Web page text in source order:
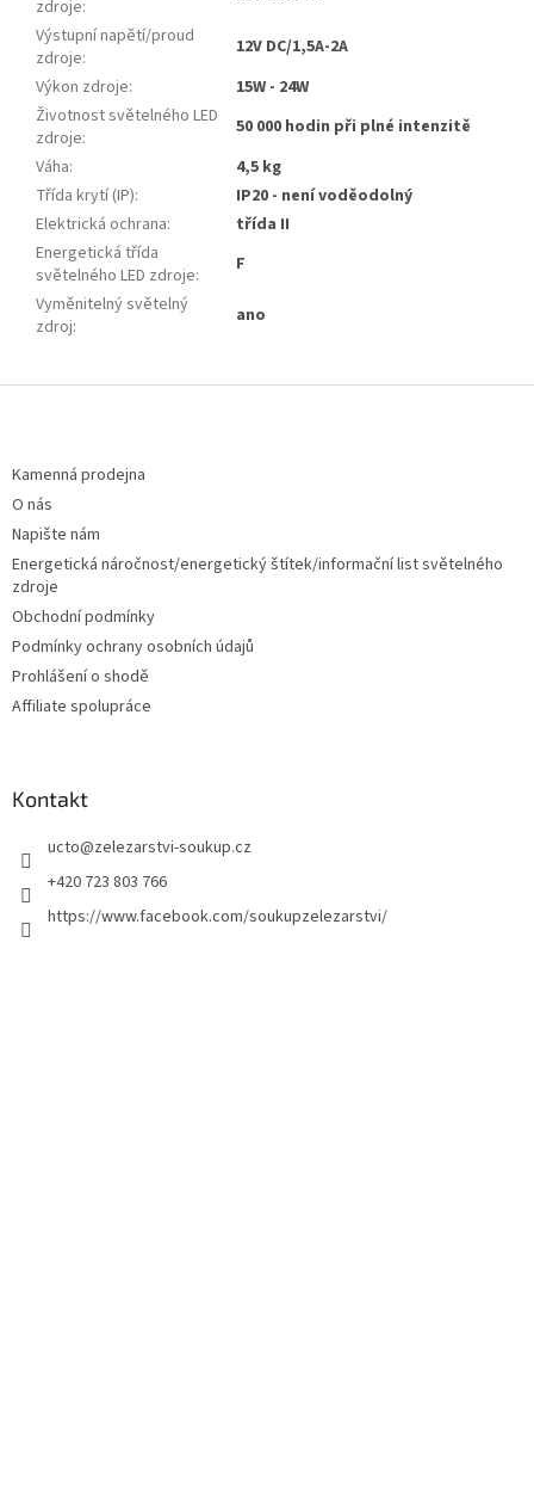
zdroje:
Výstupní napětí/proud
zdroje:
12V DC/1,5A-2A
Výkon zdroje:
15W - 24W
Životnost světelného LED
zdroje:
50 000 hodin při plné intenzitě
Váha:
4,5 kg
Třída krytí (IP):
IP20 - není voděodolný
Elektrická ochrana:
třída II
Energetická třída
světelného LED zdroje:
F
Vyměnitelný světelný
zdroj: ano
Kamenná prodejna
O nás
Napište nám
Energetická náročnost/energetický štítek/informační list světelného
zdroje
Obchodní podmínky
Podmínky ochrany osobních údajů
Prohlášení o shodě
Affiliate spolupráce
Kontakt
ucto@zelezarstvi-soukup.cz
+420 723 803 766
https://www.facebook.com/soukupzelezarstvi/